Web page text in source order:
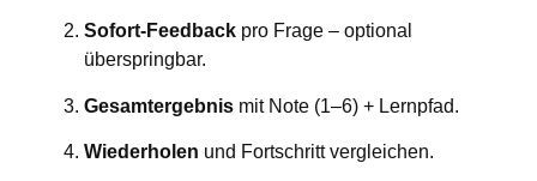
Sofort‑Feedback pro Frage – optional
überspringbar.
Gesamtergebnis mit Note (1–6) + Lernpfad.
Wiederholen und Fortschritt vergleichen.